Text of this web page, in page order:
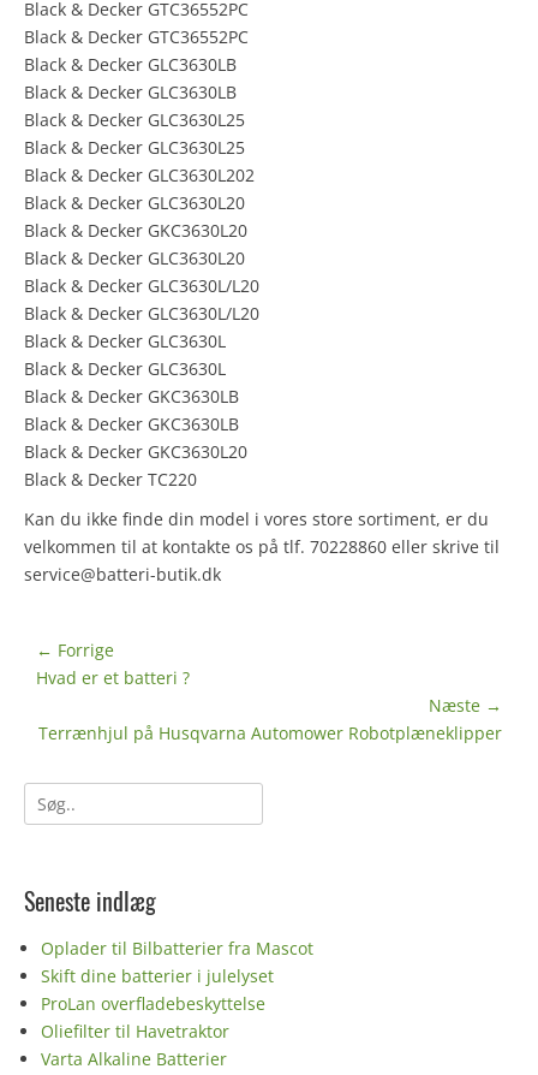
Black & Decker GTC36552PC
Black & Decker GTC36552PC
Black & Decker GLC3630LB
Black & Decker GLC3630LB
Black & Decker GLC3630L25
Black & Decker GLC3630L25
Black & Decker GLC3630L202
Black & Decker GLC3630L20
Black & Decker GKC3630L20
Black & Decker GLC3630L20
Black & Decker GLC3630L/L20
Black & Decker GLC3630L/L20
Black & Decker GLC3630L
Black & Decker GLC3630L
Black & Decker GKC3630LB
Black & Decker GKC3630LB
Black & Decker GKC3630L20
Black & Decker TC220
Kan du ikke finde din model i vores store sortiment, er du
velkommen til at kontakte os på tlf. 70228860 eller skrive til
service@batteri-butik.dk
Indlægsnavigation
← Forrige
Forrige
Hvad er et batteri ?
Næste →
Næste
Terrænhjul på Husqvarna Automower Robotplæneklipper
Søg
efter:
Seneste indlæg
Oplader til Bilbatterier fra Mascot
Skift dine batterier i julelyset
ProLan overfladebeskyttelse
Oliefilter til Havetraktor
Varta Alkaline Batterier